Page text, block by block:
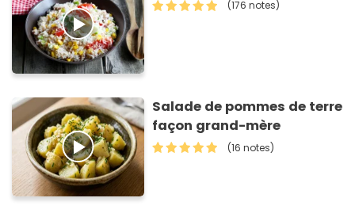
(176 notes)
Salade de pommes de terre
façon grand-mère
(16 notes)